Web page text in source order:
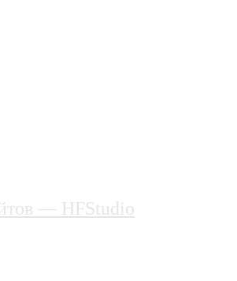
— HFStudio